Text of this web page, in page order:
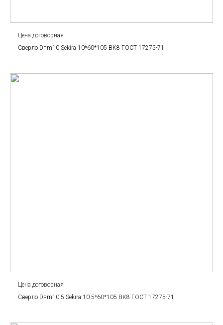
Цена договорная
Сверло D=m10 Sekira 10*60*105 BK8 ГОСТ 17275-71
Цена договорная
Сверло D=m10.5 Sekira 10.5*60*105 BK8 ГОСТ 17275-71